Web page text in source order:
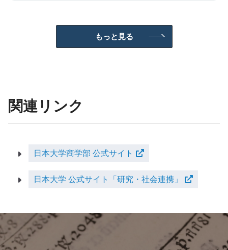
もっと見る
関連リンク
日本大学商学部 公式サイト
日本大学 公式サイト「研究・社会連携」